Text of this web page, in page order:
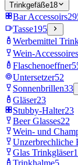
Trinkgefäße18
Bar Accessoirs
Tasse195
Werbemittel
Wein-Accessoires
Flaschenoeffner
Untersetzer52
Sonnenbrillen33
Gläser23
Stubby-Halter23
Beer Glasses22
Wein- und
Unzerbrechliche
Glas Trinkgläser
Trinkhalme5